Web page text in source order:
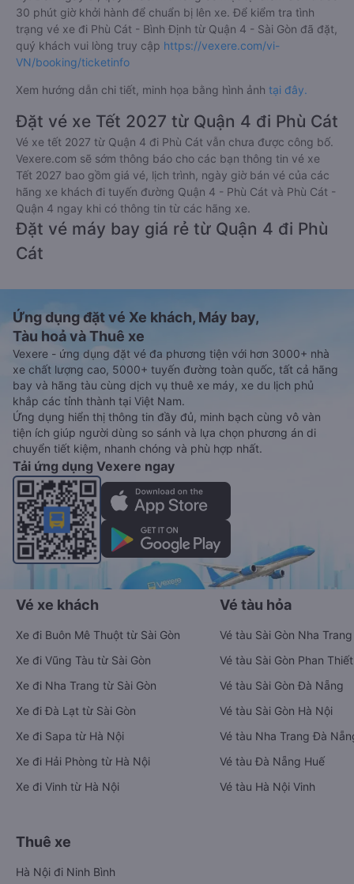
30 phút giờ khởi hành để chuẩn bị lên xe. Để kiểm tra tình
trạng vé xe đi Phù Cát - Bình Định từ Quận 4 - Sài Gòn đã đặt,
quý khách vui lòng truy cập https://vexere.com/vi-
VN/booking/ticketinfo
Xem hướng dẫn chi tiết, minh họa bằng hình ảnh tại đây.
Đặt vé xe Tết 2027 từ Quận 4 đi Phù Cát
Vé xe tết 2027 từ Quận 4 đi Phù Cát vẫn chưa được công bố.
Vexere.com sẽ sớm thông báo cho các bạn thông tin vé xe
Tết 2027 bao gồm giá vé, lịch trình, ngày giờ bán vé của các
hãng xe khách đi tuyến đường Quận 4 - Phù Cát và Phù Cát -
Quận 4 ngay khi có thông tin từ các hãng xe.
Đặt vé máy bay giá rẻ từ Quận 4 đi Phù
Cát
Ứng dụng đặt vé Xe khách, Máy bay,
Tàu hoả và Thuê xe
Vexere - ứng dụng đặt vé đa phương tiện với hơn 3000+ nhà
xe chất lượng cao, 5000+ tuyến đường toàn quốc, tất cả hãng
bay và hãng tàu cùng dịch vụ thuê xe máy, xe du lịch phủ
khắp các tỉnh thành tại Việt Nam.
Ứng dụng hiển thị thông tin đầy đủ, minh bạch cùng vô vàn
tiện ích giúp người dùng so sánh và lựa chọn phương án di
chuyển tiết kiệm, nhanh chóng và phù hợp nhất.
Tải ứng dụng Vexere ngay
Vé xe khách
Xe đi Buôn Mê Thuột từ Sài Gòn
Xe đi Vũng Tàu từ Sài Gòn
Xe đi Nha Trang từ Sài Gòn
Xe đi Đà Lạt từ Sài Gòn
Xe đi Sapa từ Hà Nội
Xe đi Hải Phòng từ Hà Nội
Xe đi Vinh từ Hà Nội
Vé tàu hỏa
Vé tàu Sài Gòn Nha Trang
Vé tàu Sài Gòn Phan Thiết
Vé tàu Sài Gòn Đà Nẵng
Vé tàu Sài Gòn Hà Nội
Vé tàu Nha Trang Đà
Vé tàu Đà Nẵng Huế
Vé tàu Hà Nội Vinh
Thuê xe
Hà Nội đi Ninh Bình